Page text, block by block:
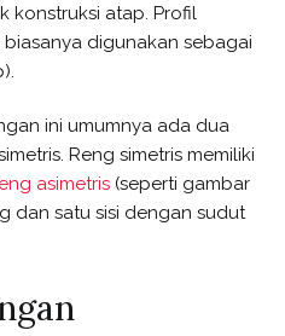
konstruksi atap. Profil
digunakan sebagai
ini umumnya ada dua
Reng simetris memiliki
asimetris (seperti gambar
dan satu sisi dengan sudut